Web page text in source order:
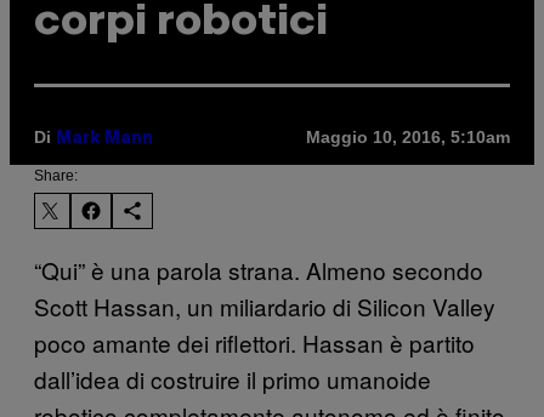
corpi robotici
Di Mark Mann Maggio 10, 2016, 5:10am
Share:
“Qui” è una parola strana. Almeno secondo
Scott Hassan, un miliardario di Silicon Valley
poco amante dei riflettori. Hassan è partito
dall’idea di costruire il primo umanoide